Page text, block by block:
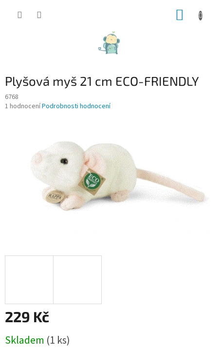
Plyšová myš 21 cm ECO-FRIENDLY
6768
Průměrné
hvězdiček.
1 hodnoceníPodrobnosti hodnocení
229 Kč
cena:
Skladem (1 ks)